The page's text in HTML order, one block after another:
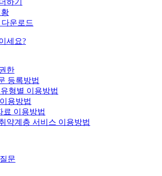
하기
운로드
세요?
한
등록방법
형별 이용방법
용방법
료 이용방법
약계층 서비스 이용방법
문